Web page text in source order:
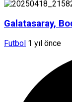
Galatasaray,
Futbol 1 yıl önce